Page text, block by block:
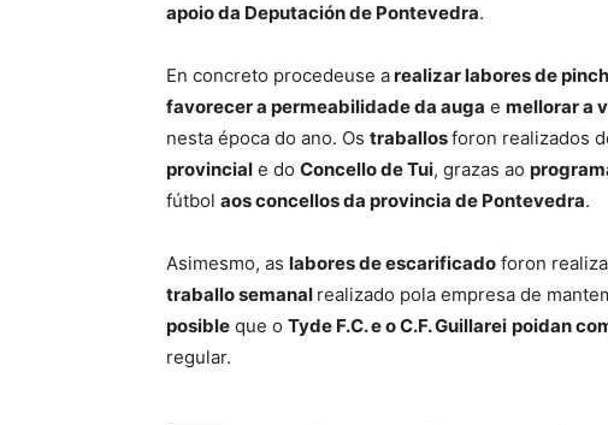
apoio da Deputación de Pontevedra.
En concreto procedeuse arealizar labores de
favorecer a permeabilidade da auga e mellorar a
nesta época do ano. Os traballosforon realizados
provincial e do Concello de Tui, grazas ao
fútbol aos concellos da provincia de Pontevedra.
Asimesmo, as labores de escarificado foron
traballo semanal realizado pola empresa de
posible que o Tyde F.C. e o C.F. Guillarei poidan
regular.